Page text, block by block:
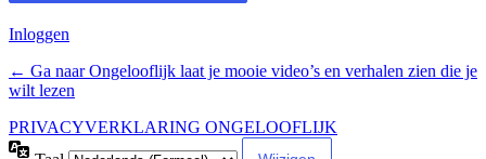
Inloggen
← Ga naar Ongelooflijk laat je mooie video’s en verhalen zien die je
wilt lezen
PRIVACYVERKLARING ONGELOOFLIJK